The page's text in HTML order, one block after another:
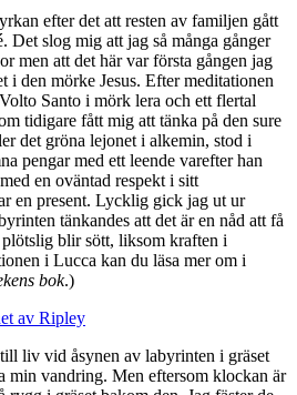
efter det att resten av familjen gått
Det slog mig att jag så många gånger
men att det här var första gången jag
i den mörke Jesus. Efter meditationen
Santo i mörk lera och ett flertal
tidigare fått mig att tänka på den sure
det gröna lejonet i alkemin, stod i
pengar med ett leende varefter han
en oväntad respekt i sitt
en present. Lycklig gick jag ut ur
tänkandes att det är en nåd att få
blir sött, liksom kraften i
i Lucca kan du läsa mer om i
bok.)
liv vid åsynen av labyrinten i gräset
min vandring. Men eftersom klockan är